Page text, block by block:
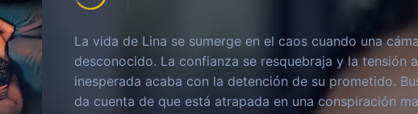
La vida de Lina se sumerge en el caos cuando una
desconocido. La confianza se resquebraja y la tensión
inesperada acaba con la detención de su prometido.
da cuenta de que está atrapada en una conspiración